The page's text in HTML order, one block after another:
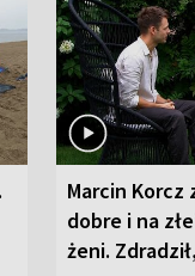
Marcin Korcz
dobre i na
żeni.